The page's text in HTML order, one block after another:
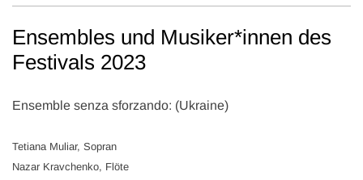
Ensembles und Musiker*innen des
Festivals 2023
Ensemble senza sforzando: (Ukraine)
Tetiana Muliar, Sopran
Nazar Kravchenko, Flöte